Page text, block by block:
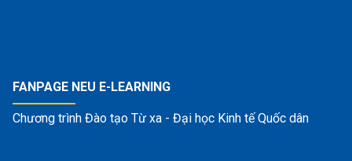
FANPAGE NEU E-LEARNING
Chương trình Đào tạo Từ xa - Đại học Kinh tế Quốc dân